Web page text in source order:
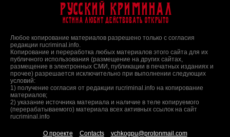
Русский Криминал
Истина любит действовать открыто
Любое копирование материалов разрешено только с согласия
редакции rucriminal.info.
Копирование и переработка любых материалов этого сайта для их
публичного использования (размещение на других сайтах,
размещение в электронных СМИ, публикации в печатных изданиях и
прочее) разрешается исключительно при выполнении следующих
условий:
1) получение согласия от редакции rucriminal.info на копирование
материалов;
2) указание источника материала и наличие в теле копируемого
(перерабатываемого) материала всех активных ссылок на сайт
rucriminal.info
О проекте Contacts vchkogpu@protonmail.com